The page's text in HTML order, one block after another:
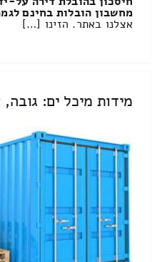
מחשבון הובלות בחינם
אצלנו באתר. הזינו […]
מידות מיכל ים: